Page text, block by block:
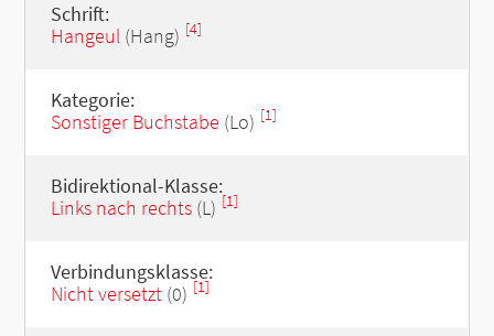
Schrift:
Hangeul(Hang) [4]
Kategorie:
Sonstiger Buchstabe (Lo) [1]
Bidirektional-Klasse:
Links nach rechts(L) [1]
Verbindungsklasse:
Nicht versetzt(0) [1]